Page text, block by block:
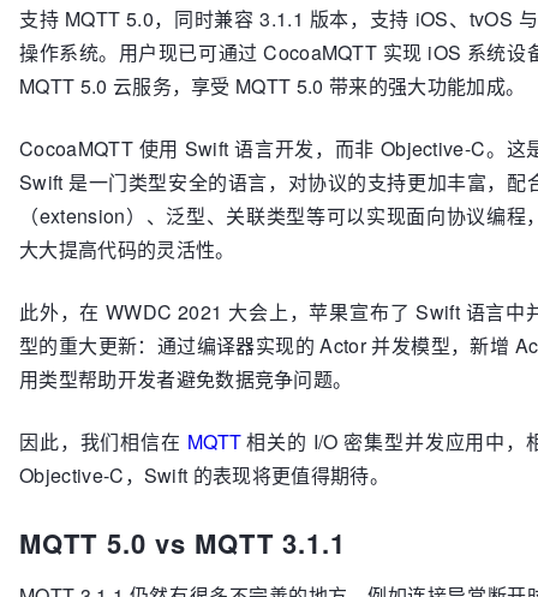
支持 MQTT 5.0，同时兼容 3.1.1 版本，支持 iOS、tvOS
操作系统。用户现已可通过 CocoaMQTT 实现 iOS 系统设
MQTT 5.0 云服务，享受 MQTT 5.0 带来的强大功能加成。
CocoaMQTT 使用 Swift 语言开发，而非 Objective-C。这
Swift 是一门类型安全的语言，对协议的支持更加丰富，配
（extension）、泛型、关联类型等可以实现面向协议编程
大大提高代码的灵活性。
此外，在 WWDC 2021 大会上，苹果宣布了 Swift 语言中
型的重大更新：通过编译器实现的 Actor 并发模型，新增
用类型帮助开发者避免数据竞争问题。
因此，我们相信在 MQTT相关的 I/O 密集型并发应用中，
Objective-C，Swift 的表现将更值得期待。
MQTT 5.0 vs MQTT 3.1.1